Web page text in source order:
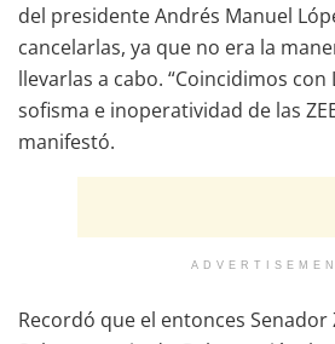
del presidente Andrés Manuel
cancelarlas, ya que no era la
llevarlas a cabo. “Coincidimos
sofisma e inoperatividad de las
manifestó.
Recordó que el entonces Senador